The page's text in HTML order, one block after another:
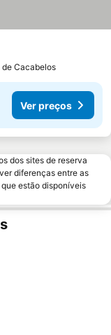
de Cacabelos
Ver preços
dos sites de reserva
diferenças entre as
estão disponíveis